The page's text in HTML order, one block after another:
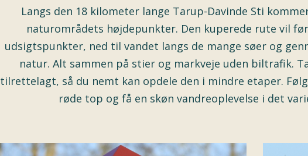
Langs den 18 kilometer lange Tarup-Davinde Sti
naturområdets højdepunkter. Den kuperede rute vil
udsigtspunkter, ned til vandet langs de mange søer og
natur. Alt sammen på stier og markveje uden biltrafik.
tilrettelagt, så du nemt kan opdele den i mindre etaper.
røde top og få en skøn vandreoplevelse i det